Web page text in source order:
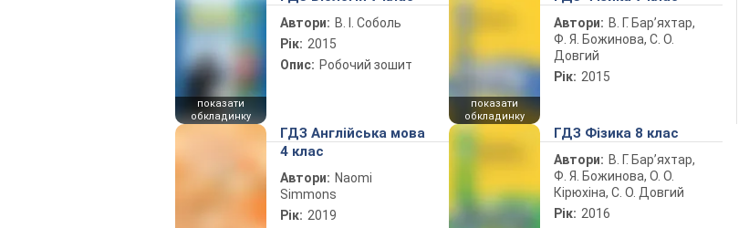
показати
обкладинку
Автори: В. І. Соболь
Рік: 2015
Опис: Робочий зошит
показати
обкладинку
Автори: В. Г. Бар’яхтар,
Ф. Я. Божинова, С. О.
Довгий
Рік: 2015
ГДЗ Англійська мова
4 клас
Автори: Naomi
Simmons
Рік: 2019
ГДЗ Фізика 8 клас
Автори: В. Г. Бар’яхтар,
Ф. Я. Божинова, О. О.
Кірюхіна, С. О. Довгий
Рік: 2016